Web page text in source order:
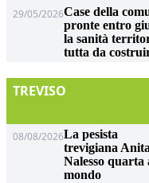
29/05/2026Case della
pronte entro
la sanità
tutta da
TREVISO
08/08/2026La pesista
trevigiana
Nalesso quarta
mondo